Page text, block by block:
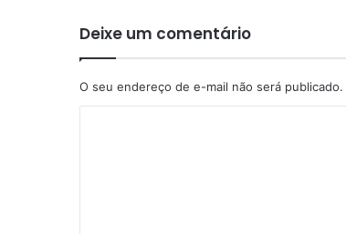
Deixe um comentário
O seu endereço de e-mail não será publicado.